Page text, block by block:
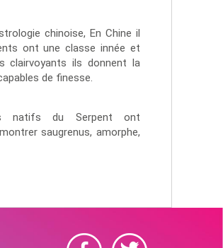
chinoise, En Chine il
ont une classe innée et
clairvoyants ils donnent la
de finesse.
natifs du Serpent ont
saugrenus, amorphe,